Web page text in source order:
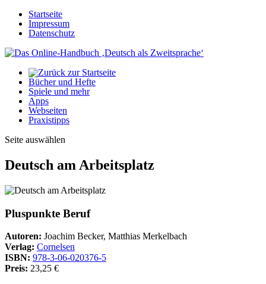
Startseite
Impressum
Datenschutz
Bücher und Hefte
Spiele und mehr
Apps
Webseiten
Praxistipps
Seite auswählen
Deutsch am Arbeitsplatz
Pluspunkte Beruf
Autoren: Joachim Becker, Matthias Merkelbach
Verlag: Cornelsen
ISBN: 978-3-06-020376-5
Preis: 23,25 €